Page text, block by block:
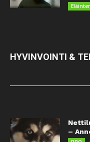
HYVINVOINTI &
–